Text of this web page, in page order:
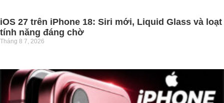
iOS 27 trên iPhone 18: Siri mới, Liquid Glass và loạt
tính năng đáng chờ
Tháng 8 7, 2026